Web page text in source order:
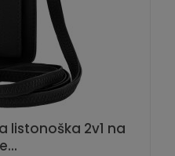
listonoška 2v1 na